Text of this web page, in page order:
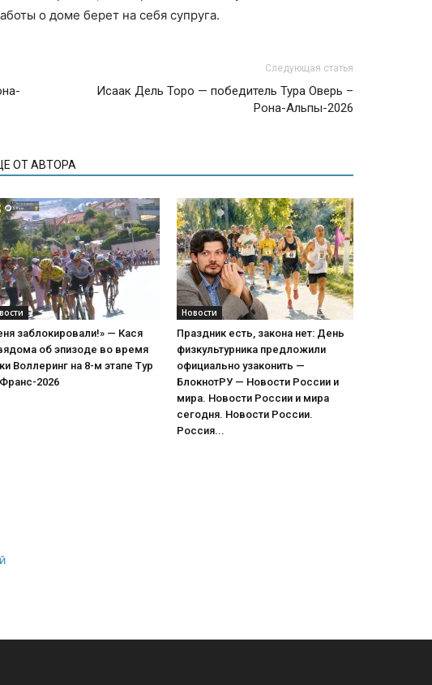
о доме берет на себя супруга.
Следующая статья
Исаак Дель Торо — победитель Тура Оверь –
Рона-Альпы-2026
ОТ АВТОРА
заблокировали!» — Кася
об эпизоде во время
Воллеринг на 8-м этапе Тур
2026
Новости
Праздник есть, закона нет: День
физкультурника предложили
официально узаконить —
БлокнотРУ — Новости России и
мира. Новости России и мира
сегодня. Новости России.
Россия...